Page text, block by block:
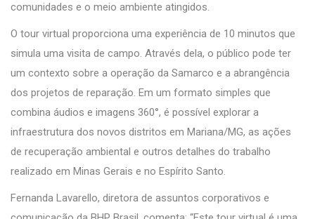
comunidades e o meio ambiente atingidos.
O tour virtual proporciona uma experiência de 10 minutos que
simula uma visita de campo. Através dela, o público pode ter
um contexto sobre a operação da Samarco e a abrangência
dos projetos de reparação. Em um formato simples que
combina áudios e imagens 360°, é possível explorar a
infraestrutura dos novos distritos em Mariana/MG, as ações
de recuperação ambiental e outros detalhes do trabalho
realizado em Minas Gerais e no Espírito Santo.
Fernanda Lavarello, diretora de assuntos corporativos e